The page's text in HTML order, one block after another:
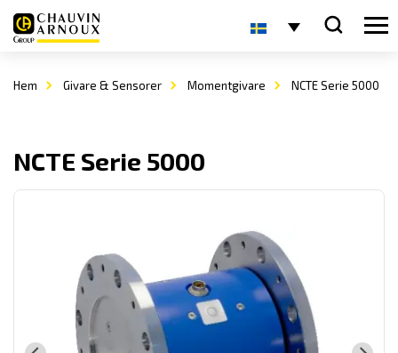
Hem Givare & Sensorer Momentgivare NCTE Serie 5000
NCTE Serie 5000